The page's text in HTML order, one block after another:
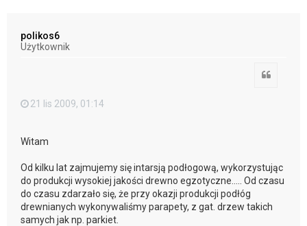
polikos6
Użytkownik
21 lis 2009, 01:14
Witam
Od kilku lat zajmujemy się intarsją podłogową, wykorzystując
do produkcji wysokiej jakości drewno egzotyczne….. Od czasu
do czasu zdarzało się, że przy okazji produkcji podłóg
drewnianych wykonywaliśmy parapety, z gat. drzew takich
samych jak np. parkiet.